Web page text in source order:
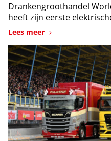
Drankengroothandel
heeft zijn eerste
Lees meer